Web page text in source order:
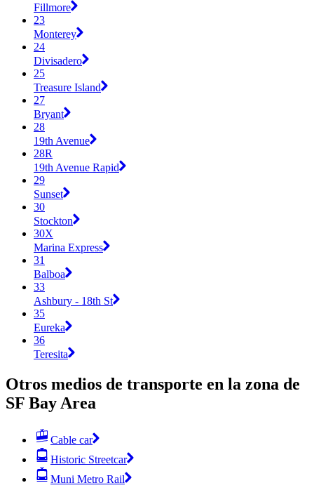
Fillmore
23
Monterey
24
Divisadero
25
Treasure Island
27
Bryant
28
19th Avenue
28R
19th Avenue Rapid
29
Sunset
30
Stockton
30X
Marina Express
31
Balboa
33
Ashbury - 18th St
35
Eureka
36
Teresita
Otros medios de transporte en la zona de
SF Bay Area
Cable car
Historic Streetcar
Muni Metro Rail